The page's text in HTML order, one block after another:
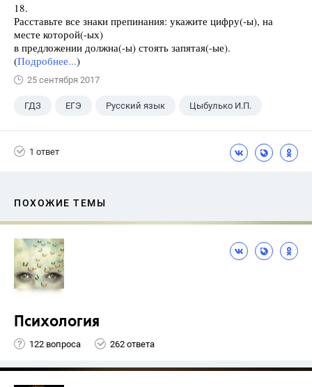
18.
Расставьте все знаки препинания: укажите цифру(-ы), на
месте которой(-ых)
в предложении должна(-ы) стоять запятая(-ые).
(Подробнее...)
25 сентября 2017
ГДЗ ЕГЭ Русский язык Цыбулько И.П.
1 ответ
ПОХОЖИЕ ТЕМЫ
Психология
122 вопроса 262 ответа